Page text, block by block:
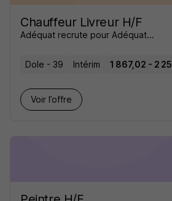
Chauffeur Livreur H/F
Adéquat recrute pour Adéquat...
Dole - 39 Intérim 1 867,02 - 2
Voir l’offre